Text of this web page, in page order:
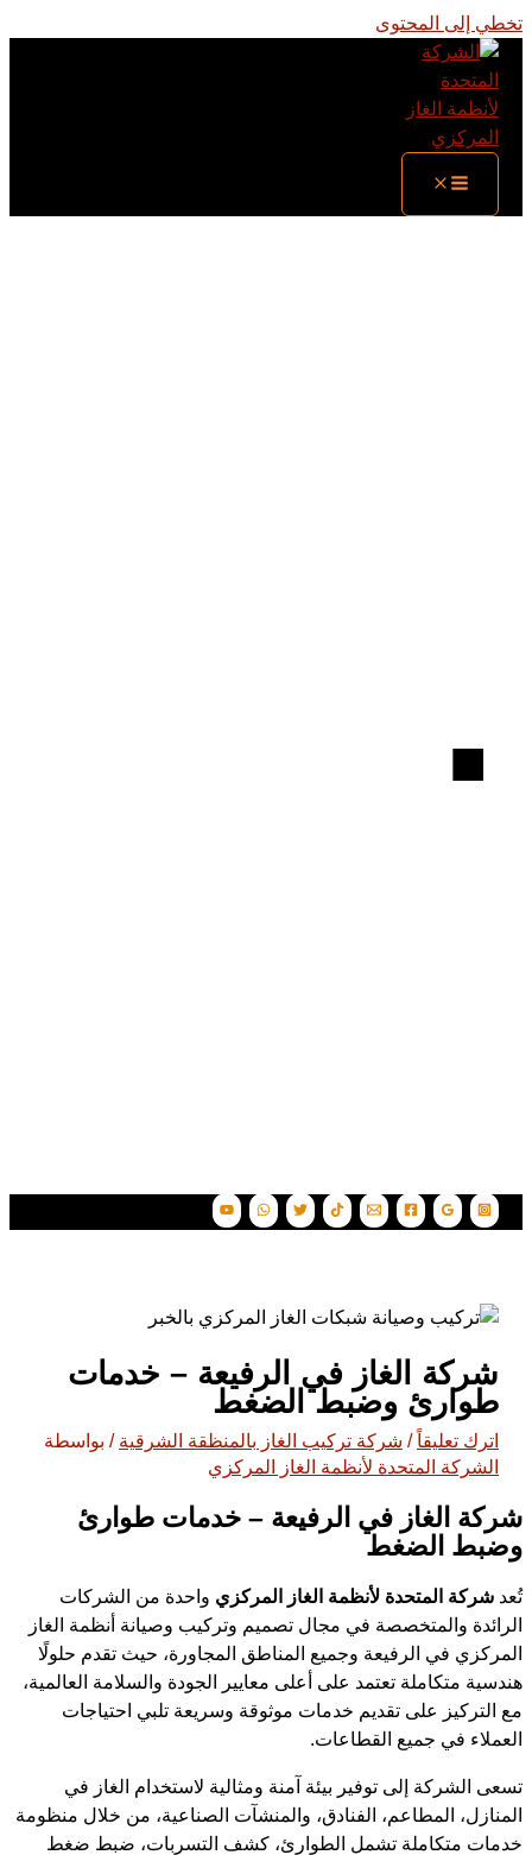
تخطي إلى المحتوى
.
شركة الغاز في الرفيعة – خدمات
طوارئ وضبط الضغط
اترك تعليقاً / شركة تركيب الغاز بالمنظقة الشرقية / بواسطة
الشركة المتحدة لأنظمة الغاز المركزي
شركة الغاز في الرفيعة – خدمات طوارئ
وضبط الضغط
تُعد شركة المتحدة لأنظمة الغاز المركزي واحدة من الشركات
الرائدة والمتخصصة في مجال تصميم وتركيب وصيانة أنظمة الغاز
المركزي في الرفيعة وجميع المناطق المجاورة، حيث تقدم حلولًا
هندسية متكاملة تعتمد على أعلى معايير الجودة والسلامة العالمية،
مع التركيز على تقديم خدمات موثوقة وسريعة تلبي احتياجات
العملاء في جميع القطاعات.
تسعى الشركة إلى توفير بيئة آمنة ومثالية لاستخدام الغاز في
المنازل، المطاعم، الفنادق، والمنشآت الصناعية، من خلال منظومة
خدمات متكاملة تشمل الطوارئ، كشف التسربات، ضبط ضغط